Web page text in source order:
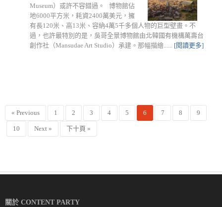
Museum）或許不容錯過。 博物館佔
地6000平方米，耗資2400萬美元，擁
有長120米、高13米、容納4萬5千多個人物的巨型壁畫。不
過，也許最特別的是，吳哥全景博物館由北韓國有機構萬壽台
創作社（Mansudae Art Studio）承建。那幅描繪...... [閱讀更多]
« Previous 1 2 3 4 5 6 7 8 9
10 Next » 下十頁 »
關於 CONTENT PARTY